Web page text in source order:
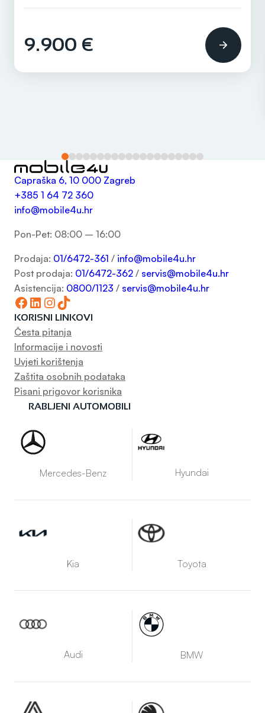
9.900 €
Capraška 6, 10 000 Zagreb
+385 1 64 72 360
info@mobile4u.hr
Pon-Pet: 08:00 – 16:00
Prodaja: 01/6472-361 / info@mobile4u.hr
Post prodaja: 01/6472-362 / servis@mobile4u.hr
Asistencija: 0800/1123 / servis@mobile4u.hr
Facebook LinkedIn InstagramTikTok
KORISNI LINKOVI
Česta pitanja
Informacije i novosti
Uvjeti korištenja
Zaštita osobnih podataka
Pisani prigovor korisnika
RABLJENI AUTOMOBILI
Mercedes-Benz Hyundai
Kia Toyota
Audi BMW